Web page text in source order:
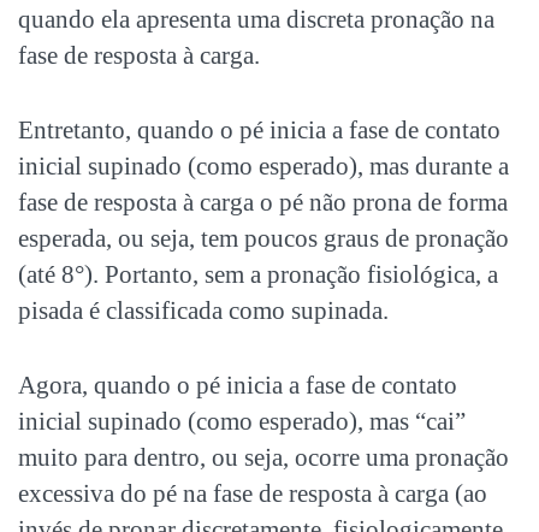
quando ela apresenta uma discreta pronação na
fase de resposta à carga.
Entretanto, quando o pé inicia a fase de contato
inicial supinado (como esperado), mas durante a
fase de resposta à carga o pé não prona de forma
esperada, ou seja, tem poucos graus de pronação
(até 8°). Portanto, sem a pronação fisiológica, a
pisada é classificada como supinada.
Agora, quando o pé inicia a fase de contato
inicial supinado (como esperado), mas “cai”
muito para dentro, ou seja, ocorre uma pronação
excessiva do pé na fase de resposta à carga (ao